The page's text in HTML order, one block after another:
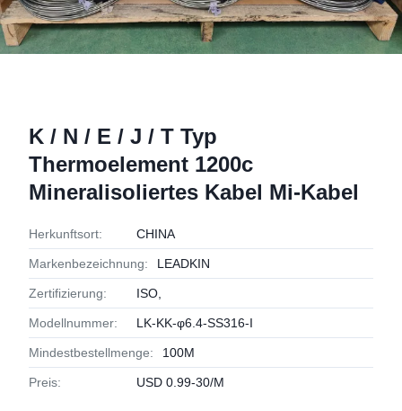
K / N / E / J / T Typ
Thermoelement 1200c
Mineralisoliertes Kabel Mi-Kabel
Herkunftsort: CHINA
Markenbezeichnung: LEADKIN
Zertifizierung: ISO,
Modellnummer: LK-KK-φ6.4-SS316-I
Mindestbestellmenge: 100M
Preis: USD 0.99-30/M